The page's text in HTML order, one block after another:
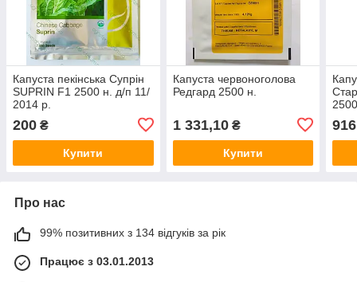
Капуста пекінська Супрін
SUPRIN F1 2500 н. д/п 11/
2014 р.
200 ₴
Купити
Капуста червоноголова
Редгард 2500 н.
1 331,10₴
Купити
Про нас
99% позитивних з 134 відгуків за рік
Працює з 03.01.2013